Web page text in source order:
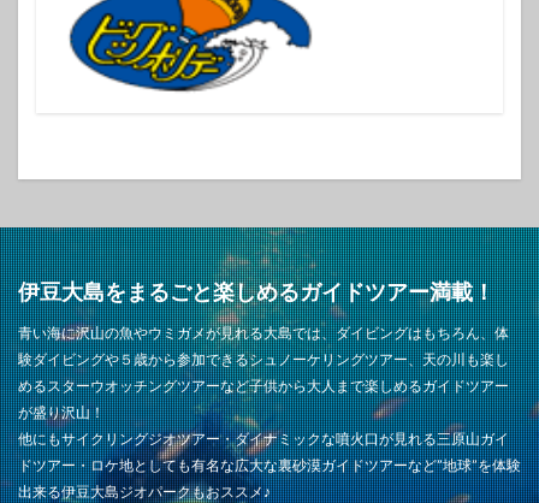
伊豆大島をまるごと楽しめるガイドツアー満載！
青い海に沢山の魚やウミガメが見れる大島では、ダイビングはもちろん、体
験ダイビングや５歳から参加できるシュノーケリングツアー、天の川も楽し
めるスターウオッチングツアーなど子供から大人まで楽しめるガイドツアー
が盛り沢山！
他にもサイクリングジオツアー・ダイナミックな噴火口が見れる三原山ガイ
ドツアー・ロケ地としても有名な広大な裏砂漠ガイドツアーなど”地球”を体験
出来る伊豆大島ジオパークもおススメ♪